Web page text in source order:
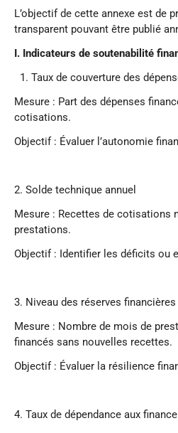
L’objectif de cette annexe est de
transparent pouvant être publié
I. Indicateurs de soutenabilité
1.⁠ ⁠Taux de couverture des
Mesure : Part des dépenses
cotisations.
Objectif : Évaluer l’autonomie
2.⁠ ⁠Solde technique annuel
Mesure : Recettes de cotisations
prestations.
Objectif : Identifier les déficits ou
3.⁠ ⁠Niveau des réserves financières
Mesure : Nombre de mois de
financés sans nouvelles recettes.
Objectif : Évaluer la résilience
4.⁠ ⁠Taux de dépendance aux